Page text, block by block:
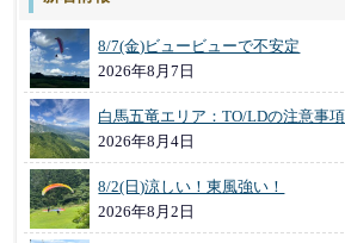
8/7(金)ビュービューで不安定
2026年8月7日
白馬五竜エリア：TO/LDの注意事
2026年8月4日
8/2(日)涼しい！東風強い！
2026年8月2日